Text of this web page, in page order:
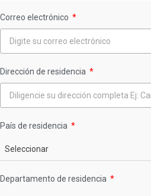
Correo electrónico
Dirección de residencia
País de residencia
Seleccionar
Departamento de residencia